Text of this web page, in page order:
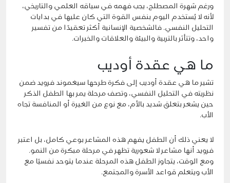
ورغم شهرة المصطلح، يجب فهمه في سياقه العلمي والتاريخي،
لأنه لا يُستخدم اليوم بنفس القوة التي كان عليها في بدايات
التحليل النفسي. فالشخصية الإنسانية أكثر تعقيدًا من تفسير
واحد، وتتأثر بالتربية والبيئة والعلاقات والخبرات.
ما هي عقدة أوديب
تشير ما هي عقدة أوديب إلى فكرة طرحها سيغموند فرويد ضمن
نظريته في التحليل النفسي، وتصف مرحلة يمر بها الطفل الذكر
حين يشعر بتعلق شديد بالأم، مع نوع من الغيرة أو المنافسة تجاه
الأب.
لا يعني ذلك أن الطفل يفهم هذه المشاعر بوعي كامل، بل اعتبر
فرويد أنها مشاعر لا شعورية تظهر في مرحلة مبكرة من النمو.
ومع الوقت، يتجاوز الطفل هذه المرحلة عندما يتوحد نفسيًا مع
الأب ويتعلم قواعد الأسرة والمجتمع.